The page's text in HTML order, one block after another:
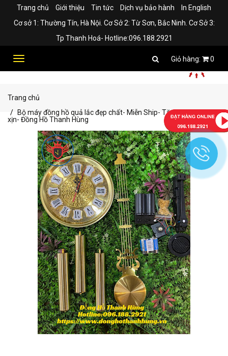
Trang chủ Giới thiệu Tin tức Dịch vụ bảo hành
In English
Cơ sở 1: Thường Tín, Hà Nội. Cơ Sở 2: Từ Sơn, Bắc Ninh. Cơ Sở 3:
Tp Thanh Hoá- Hotline:096.188.2921
Toggle
0
Trang chủ
Bộ máy đồng hồ quả lắc đẹp chất- Miễn Ship- Tặng kèm pin
xịn- Đồng Hồ Thanh Hùng